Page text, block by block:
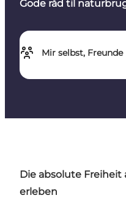
Gode råd til
Mir selbst, Freunde
Die absolute
erleben